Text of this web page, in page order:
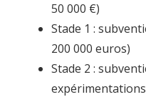
50 000 €)
Stade 1 :
200 000 euros)
Stade 2 :